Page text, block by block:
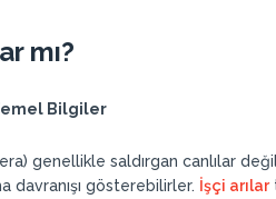
mı?
Temel Bilgiler
genellikle saldırgan canlılar
davranışı gösterebilirler. İşçi arılar